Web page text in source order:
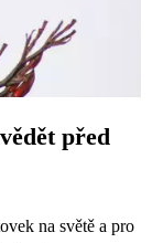
před
na světě a pro